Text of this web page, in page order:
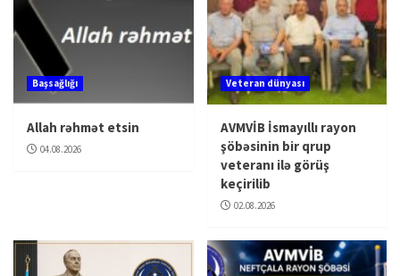
Başsağlığı
Allah rəhmət etsin
04.08.2026
Veteran dünyası
AVMVİB İsmayıllı rayon
şöbəsinin bir qrup
veteranı ilə görüş
keçirilib
02.08.2026